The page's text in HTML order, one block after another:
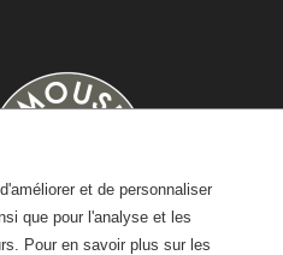
et de personnaliser
que pour l'analyse et les
Pour en savoir plus sur les